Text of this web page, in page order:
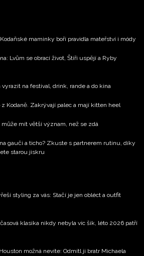
maminky boří pravidla mateřství i módy
Lvům se obrací život, Štíři uspějí a Ryby
na festival, drink, rande a do kina
Kodaně. Zakrývají palec a mají kitten heel
může mít větší význam, než se zdá
gauči a ticho? Zkuste s partnerem rutinu, díky
starou jiskru
styling za vás: Stačí je jen obléct a outfit
klasika nikdy nebyla víc šik, léto 2026 patří
možná nevíte: Odmítl ji bratr Michaela